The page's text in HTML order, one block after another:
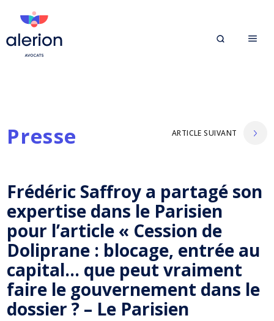
Presse ARTICLE SUIVANT
Frédéric Saffroy a partagé son
expertise dans le Parisien
pour l’article « Cession de
Doliprane : blocage, entrée au
capital… que peut vraiment
faire le gouvernement dans le
dossier ? – Le Parisien